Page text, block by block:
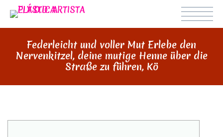
Federleicht und voller Mut Erlebe den
Nervenkitzel, deine mutige Henne über die
Straße zu führen, Kö